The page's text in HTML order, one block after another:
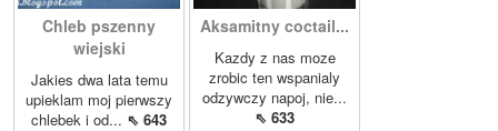
Chleb pszenny
wiejski
Jakies dwa lata temu
upieklam moj pierwszy
chlebek i od... ⇖ 643
Aksamitny coctail...
Kazdy z nas moze
zrobic ten wspanialy
odzywczy napoj, nie...
⇖ 633